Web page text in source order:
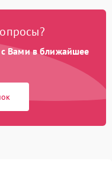
с Вами в ближайшее